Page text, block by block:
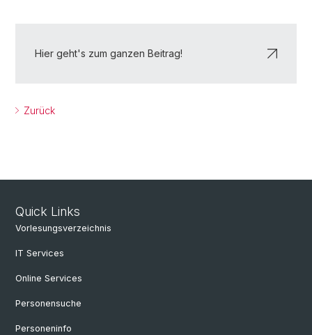
Hier geht's zum ganzen Beitrag!
Zurück
Quick Links
Vorlesungsverzeichnis
IT Services
Online Services
Personensuche
Personeninfo